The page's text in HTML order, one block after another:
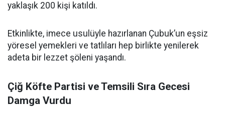
yaklaşık 200 kişi katıldı.
Etkinlikte, imece usulüyle hazırlanan Çubuk’un eşsiz
yöresel yemekleri ve tatlıları hep birlikte yenilerek
adeta bir lezzet şöleni yaşandı.
Çiğ Köfte Partisi ve Temsili Sıra Gecesi
Damga Vurdu